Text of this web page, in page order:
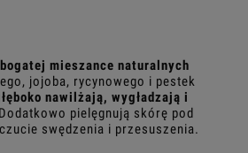
bogatej mieszance naturalnych
jojoba, rycynowego i pestek
nawilżają, wygładzają i
pielęgnują skórę pod
swędzenia i przesuszenia.